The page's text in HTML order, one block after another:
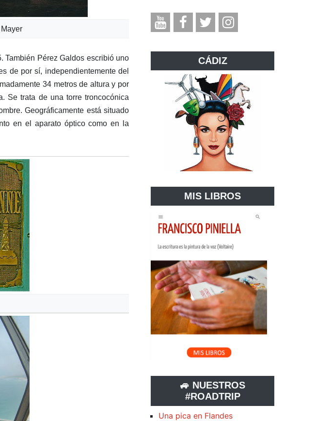
También Pérez Galdos escribió uno
de por sí, independientemente del
34 metros de altura y por
Se trata de una torre troncocónica
Geográficamente está situado
en el aparato óptico como en la
CÁDIZ
MIS LIBROS
🚙 NUESTROS
#ROADTRIP
Una pica en Flandes